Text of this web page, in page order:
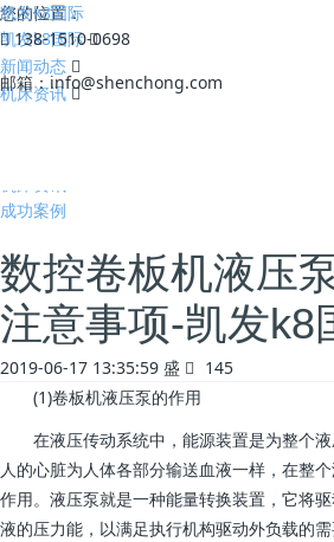
凯发k8国际
138-1510-0698
邮箱：info@shenchong.com
您的位置：
凯发k8国际
新闻动态
机床资讯
成功案例
数控卷板机液压
注意事项-凯发k8
2019-06-17 13:35:59 盛
145
(1)卷板机液压泵的作用
在液压传动系统中，能源装置是为整个液
人的心脏为人体各部分输送血液一样，在整
作用。液压泵就是一种能量转换装置，它将
液的压力能，以满足执行机构驱动外负载的需